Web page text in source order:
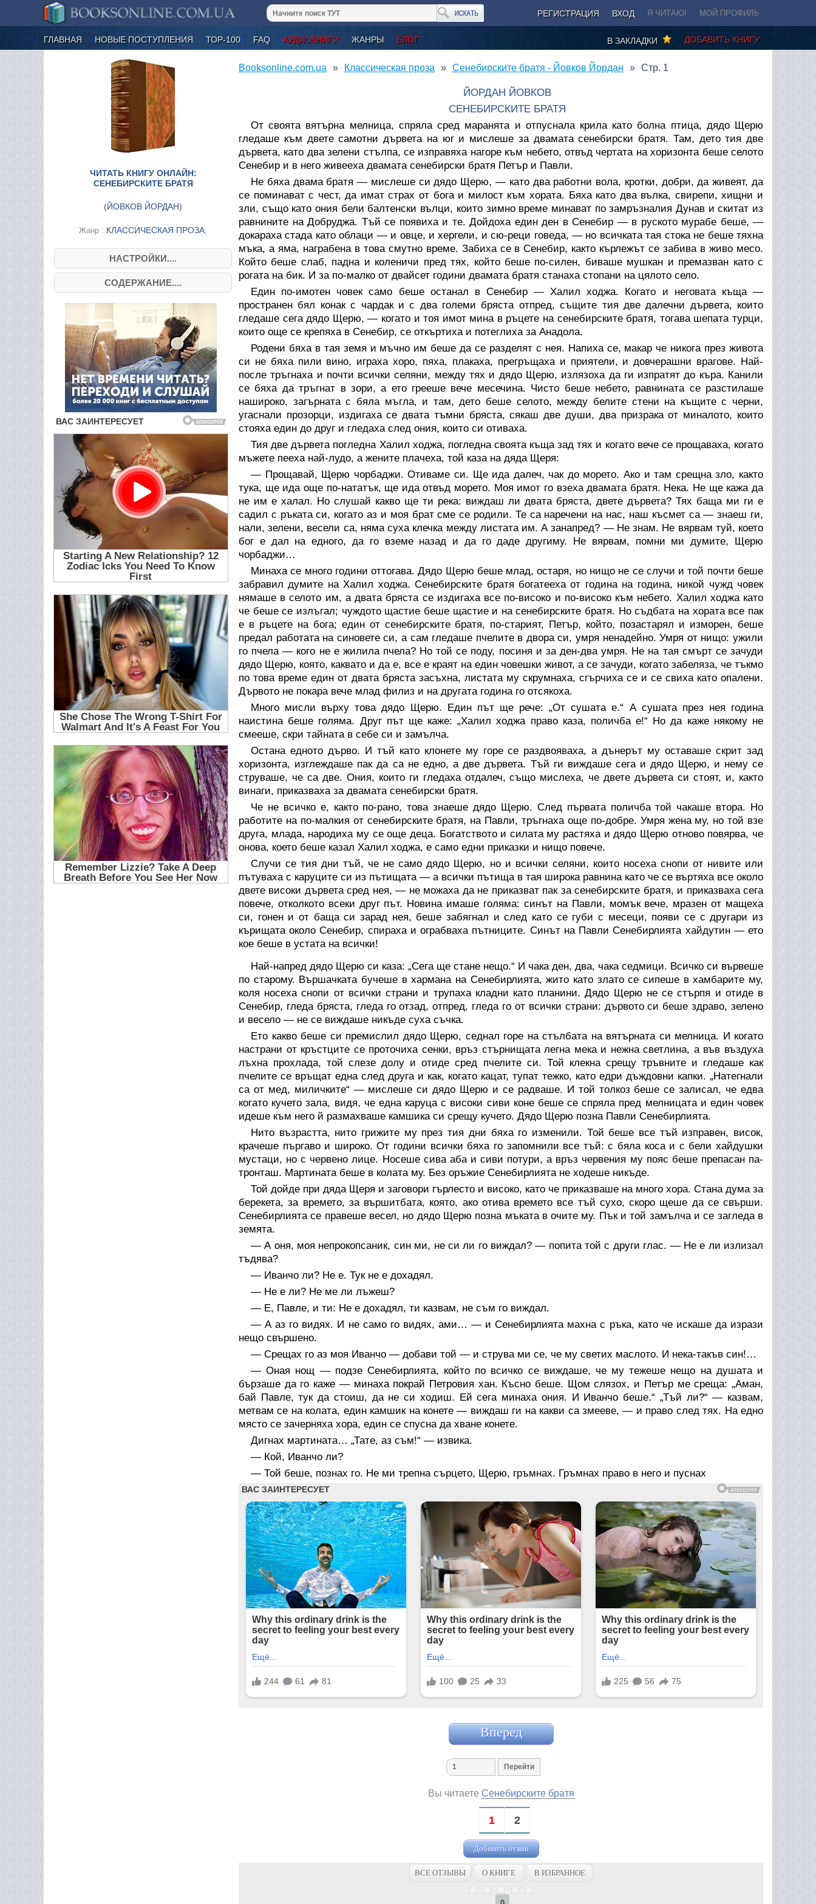
РЕГИСТРАЦИЯ ВХОД Я ЧИТАЮ! МОЙ ПРОФИЛЬ
ГЛАВНАЯ НОВЫЕ ПОСТУПЛЕНИЯ ТОР-100 FAQ АУДИОКНИГИ ЖАНРЫ БЛОГ ДОБАВИТЬ КНИГУ
В ЗАКЛАДКИ
ЧИТАТЬ КНИГУ ОНЛАЙН:
СЕНЕБИРСКИТЕ БРАТЯ
(ЙОВКОВ ЙОРДАН)
Жанр : КЛАССИЧЕСКАЯ ПРОЗА;
НАСТРОЙКИ....
СОДЕРЖАНИЕ....
Booksonline.com.ua Классическая проза Сенебирските братя - Йовков Йордан Стр. 1
ЙОРДАН ЙОВКОВ
СЕНЕБИРСКИТЕ БРАТЯ
От своята вятърна мелница, спряла сред маранята и отпуснала крила като болна птица, дядо Щерю
гледаше към двете самотни дървета на юг и мислеше за двамата сенебирски братя. Там, дето тия две
дървета, като два зелени стълпа, се изправяха нагоре към небето, отвъд чертата на хоризонта беше селото
Сенебир и в него живееха двамата сенебирски братя Петър и Павли.
Не бяха двама братя — мислеше си дядо Щерю, — като два работни вола, кротки, добри, да живеят, да
се поминават с чест, да имат страх от бога и милост към хората. Бяха като два вълка, свирепи, хищни и
зли, също като ония бели балтенски вълци, които зимно време минават по замръзналия Дунав и скитат из
равнините на Добруджа. Тъй се появиха и те. Дойдоха един ден в Сенебир — в руското мурабе беше, —
докараха стада като облаци — и овце, и хергели, и сю-реци говеда, — но всичката тая стока не беше тяхна
мъка, а яма, награбена в това смутно време. Забиха се в Сенебир, както кърлежът се забива в живо месо.
Който беше слаб, падна и коленичи пред тях, който беше по-силен, биваше мушкан и премазван като с
рогата на бик. И за по-малко от двайсет години двамата братя станаха стопани на цялото село.
Един по-имотен човек само беше останал в Сенебир — Халил ходжа. Когато и неговата къща —
пространен бял конак с чардак и с два големи бряста отпред, същите тия две далечни дървета, които
гледаше сега дядо Щерю, — когато и тоя имот мина в ръцете на сенебирските братя, тогава шепата турци,
които още се крепяха в Сенебир, се откъртиха и потеглиха за Анадола.
Родени бяха в тая земя и мъчно им беше да се разделят с нея. Напиха се, макар че никога през живота
си не бяха пили вино, играха хоро, пяха, плакаха, прегръщаха и приятели, и довчерашни врагове. Най-
после тръгнаха и почти всички селяни, между тях и дядо Щерю, излязоха да ги изпратят до къра. Канили
се бяха да тръгнат в зори, а ето грееше вече месечина. Чисто беше небето, равнината се разстилаше
нашироко, загърната с бяла мъгла, и там, дето беше селото, между белите стени на къщите с черни,
угаснали прозорци, издигаха се двата тъмни бряста, сякаш две души, два призрака от миналото, които
стояха един до друг и гледаха след ония, които си отиваха.
Тия две дървета погледна Халил ходжа, погледна своята къща зад тях и когато вече се прощаваха, когато
мъжете пееха най-лудо, а жените плачеха, той каза на дяда Щеря:
— Прощавай, Щерю чорбаджи. Отиваме си. Ще ида далеч, чак до морето. Ако и там срещна зло, както
тука, ще ида още по-нататък, ще ида отвъд морето. Моя имот го взеха двамата братя. Нека. Не ще кажа да
не им е халал. Но слушай какво ще ти река: виждаш ли двата бряста, двете дървета? Тях баща ми ги е
садил с ръката си, когато аз и моя брат сме се родили. Те са наречени на нас, наш късмет са — знаеш ги,
нали, зелени, весели са, няма суха клечка между листата им. А занапред? — Не знам. Не вярвам туй, което
бог е дал на едного, да го вземе назад и да го даде другиму. Не вярвам, помни ми думите, Щерю
чорбаджи…
Минаха се много години оттогава. Дядо Щерю беше млад, остаря, но нищо не се случи и той почти беше
забравил думите на Халил ходжа. Сенебирските братя богатееха от година на година, никой чужд човек
нямаше в селото им, а двата бряста се издигаха все по-високо и по-високо към небето. Халил ходжа като
че беше се излъгал; чуждото щастие беше щастие и на сенебирските братя. Но съдбата на хората все пак
е в ръцете на бога; един от сенебирските братя, по-старият, Петър, който, позастарял и изморен, беше
предал работата на синовете си, а сам гледаше пчелите в двора си, умря ненадейно. Умря от нищо: ужили
го пчела — кого не е жилила пчела? Но той се поду, посиня и за ден-два умря. Не на тая смърт се зачуди
дядо Щерю, която, каквато и да е, все е краят на един човешки живот, а се зачуди, когато забеляза, че тъкмо
по това време един от двата бряста засъхна, листата му скрумнаха, сгърчиха се и се свиха като опалени.
Дървото не покара вече млад филиз и на другата година го отсякоха.
Много мисли върху това дядо Щерю. Един път ще рече: „От сушата е.“ А сушата през нея година
наистина беше голяма. Друг път ще каже: „Халил ходжа право каза, поличба е!“ Но да каже някому не
смееше, скри тайната в себе си и замълча.
Остана едното дърво. И тъй като клонете му горе се раздвояваха, а дънерът му оставаше скрит зад
хоризонта, изглеждаше пак да са не едно, а две дървета. Тъй ги виждаше сега и дядо Щерю, и нему се
струваше, че са две. Ония, които ги гледаха отдалеч, също мислеха, че двете дървета си стоят, и, както
винаги, приказваха за двамата сенебирски братя.
Че не всичко е, както по-рано, това знаеше дядо Щерю. След първата поличба той чакаше втора. Но
работите на по-малкия от сенебирските братя, на Павли, тръгнаха още по-добре. Умря жена му, но той взе
друга, млада, народиха му се още деца. Богатството и силата му растяха и дядо Щерю отново повярва, че
онова, което беше казал Халил ходжа, е само едни приказки и нищо повече.
Случи се тия дни тъй, че не само дядо Щерю, но и всички селяни, които носеха снопи от нивите или
пътуваха с каруците си из пътищата — а всички пътища в тая широка равнина като че се въртяха все около
двете високи дървета сред нея, — не можаха да не приказват пак за сенебирските братя, и приказваха сега
повече, отколкото всеки друг път. Новина имаше голяма: синът на Павли, момък вече, мразен от мащеха
си, гонен и от баща си зарад нея, беше забягнал и след като се губи с месеци, появи се с другари из
кърищата около Сенебир, спираха и ограбваха пътниците. Синът на Павли Сенебирлията хайдутин — ето
кое беше в устата на всички!
Най-напред дядо Щерю си каза: „Сега ще стане нещо.“ И чака ден, два, чака седмици. Всичко си вървеше
по старому. Вършачката бучеше в хармана на Сенебирлията, жито като злато се сипеше в хамбарите му,
коля носеха снопи от всички страни и трупаха кладни като планини. Дядо Щерю не се стърпя и отиде в
Сенебир, гледа бряста, гледа го отзад, отпред, гледа го от всички страни: дървото си беше здраво, зелено
и весело — не се виждаше никъде суха съчка.
Ето какво беше си премислил дядо Щерю, седнал горе на стълбата на вятърната си мелница. И когато
настрани от кръстците се проточиха сенки, връз стърнищата легна мека и нежна светлина, а във въздуха
лъхна прохлада, той слезе долу и отиде сред пчелите си. Той клекна срещу тръвните и гледаше как
пчелите се връщат една след друга и как, когато кацат, тупат тежко, като едри дъждовни капки. „Натегнали
са от мед, миличките“ — мислеше си дядо Щерю и се радваше. И той толкоз беше се залисал, че едва
когато кучето зала, видя, че една каруца с високи сиви коне беше се спряла пред мелницата и един човек
идеше към него й размахваше камшика си срещу кучето. Дядо Щерю позна Павли Сенебирлията.
Нито възрастта, нито грижите му през тия дни бяха го изменили. Той беше все тъй изправен, висок,
крачеше пъргаво и широко. От години всички бяха го запомнили все тъй: с бяла коса и с бели хайдушки
мустаци, но с червено лице. Носеше сива аба и сиви потури, а връз червения му пояс беше препасан па-
тронташ. Мартината беше в колата му. Без оръжие Сенебирлията не ходеше никъде.
Той дойде при дяда Щеря и заговори гърлесто и високо, като че приказваше на много хора. Стана дума за
берекета, за времето, за вършитбата, която, ако отива времето все тъй сухо, скоро щеше да се свърши.
Сенебирлията се правеше весел, но дядо Щерю позна мъката в очите му. Пък и той замълча и се загледа в
земята.
— А оня, моя непрокопсаник, син ми, не си ли го виждал? — попита той с други глас. — Не е ли излизал
тъдява?
— Иванчо ли? Не е. Тук не е дохадял.
— Не е ли? Не ме ли лъжеш?
— Е, Павле, и ти: Не е дохадял, ти казвам, не съм го виждал.
— А аз го видях. И не само го видях, ами… — и Сенебирлията махна с ръка, като че искаше да изрази
нещо свършено.
— Срещах го аз моя Иванчо — добави той — и струва ми се, че му светих маслото. И нека-такъв син!…
— Оная нощ — подзе Сенебирлията, който по всичко се виждаше, че му тежеше нещо на душата и
бързаше да го каже — минаха покрай Петровия хан. Късно беше. Щом слязох, и Петър ме среща: „Аман,
бай Павле, тук да стоиш, да не си ходиш. Ей сега минаха ония. И Иванчо беше.“ „Тъй ли?“ — казвам,
метвам се на колата, един камшик на конете — виждаш ги на какви са змееве, — и право след тях. На едно
място се зачерняха хора, един се спусна да хване конете.
Дигнах мартината… „Тате, аз съм!“ — извика.
— Кой, Иванчо ли?
— Той беше, познах го. Не ми трепна сърцето, Щерю, гръмнах. Гръмнах право в него и пуснах
Вперед
Вы читаете Сенебирските братя
1 2
Добавить отзыв
ВСЕ ОТЗЫВЫ О КНИГЕ В ИЗБРАННОЕ